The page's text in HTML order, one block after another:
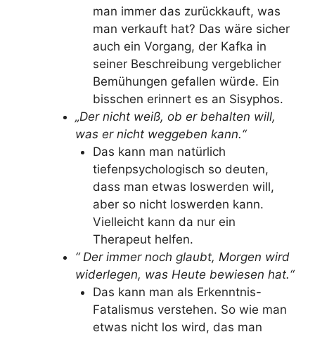
man immer das zurückkauft, was
man verkauft hat? Das wäre sicher
auch ein Vorgang, der Kafka in
seiner Beschreibung vergeblicher
Bemühungen gefallen würde. Ein
bisschen erinnert es an Sisyphos.
„Der nicht weiß, ob er behalten will,
was er nicht weggeben kann.“
Das kann man natürlich
tiefenpsychologisch so deuten,
dass man etwas loswerden will,
aber so nicht loswerden kann.
Vielleicht kann da nur ein
Therapeut helfen.
“ Der immer noch glaubt, Morgen wird
widerlegen, was Heute bewiesen hat.“
Das kann man als Erkenntnis-
Fatalismus verstehen. So wie man
etwas nicht los wird, das man